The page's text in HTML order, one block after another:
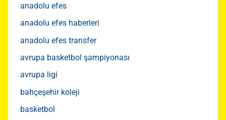
anadolu efes
anadolu efes haberleri
anadolu efes transfer
avrupa basketbol şampiyonası
avrupa ligi
bahçeşehir koleji
basketbol